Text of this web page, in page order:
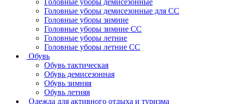
Головные уборы демисезонные
Головные уборы демисезонные для СС
Головные уборы зимние
Головные уборы зимние СС
Головные уборы летние
Головные уборы летние СС
Обувь
Обувь тактическая
Обувь демисезонная
Обувь зимняя
Обувь летняя
Одежда для активного отдыха и туризма